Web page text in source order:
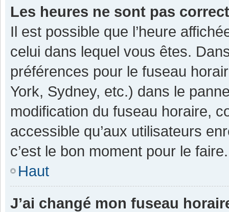
Les heures ne sont pas
Il est possible que l’heure
celui dans lequel vous êtes.
préférences pour le fuseau
York, Sydney, etc.) dans le
modification du fuseau horaire,
accessible qu’aux utilisateurs
c’est le bon moment pour le faire.
Haut
J’ai changé mon fuseau